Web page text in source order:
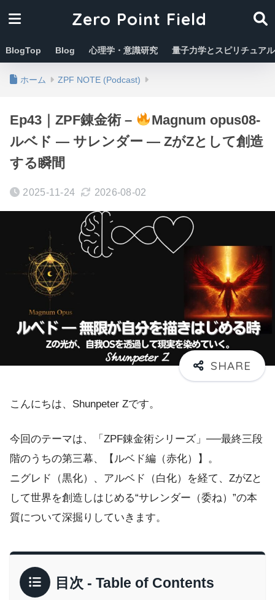
Zero Point Field
BlogTop Blog 心理学・意識研究 量子力学とスピリチュアル
ホーム ZPF NOTE (Podcast)
Ep43｜ZPF錬金術 –
Magnum opus08-
ルベド ― サレンダー ― ZがZとして創造
する瞬間
2025-11-24 2026-08-02
こんにちは、Shunpeter Zです。
今回のテーマは、「ZPF錬金術シリーズ」──最終三段
階のうちの第三幕、【ルベド編（赤化）】。
ニグレド（黒化）、アルベド（白化）を経て、ZがZと
して世界を創造しはじめる“サレンダー（委ね）”の本
質について深掘りしていきます。
目次 - Table of Contents